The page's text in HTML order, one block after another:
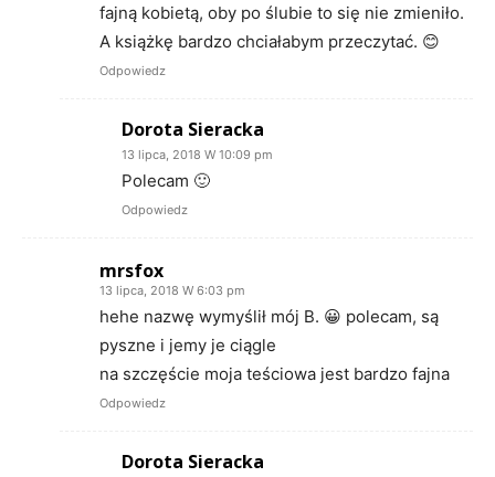
fajną kobietą, oby po ślubie to się nie zmieniło.
A książkę bardzo chciałabym przeczytać. 😊
Odpowiedz
Dorota Sieracka
13 lipca, 2018 W 10:09 pm
Polecam 🙂
Odpowiedz
mrsfox
13 lipca, 2018 W 6:03 pm
hehe nazwę wymyślił mój B. 😀 polecam, są
pyszne i jemy je ciągle
na szczęście moja teściowa jest bardzo fajna
Odpowiedz
Dorota Sieracka